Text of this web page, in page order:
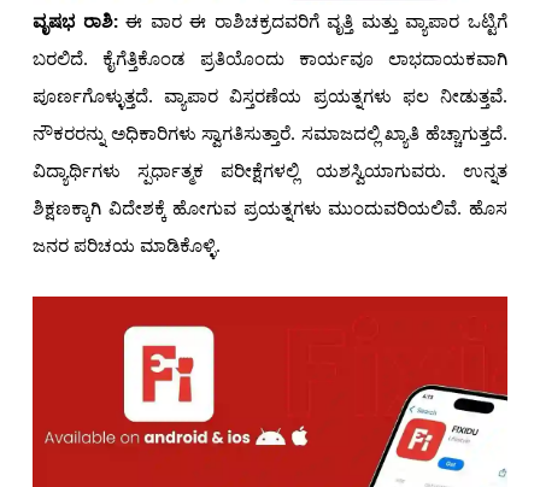
ವೃಷಭ ರಾಶಿ:ಈ ವಾರ ಈ ರಾಶಿಚಕ್ರದವರಿಗೆ ವೃತ್ತಿ ಮತ್ತು ವ್ಯಾಪಾರ ಒಟ್ಟಿಗೆ
ಬರಲಿದೆ. ಕೈಗೆತ್ತಿಕೊಂಡ ಪ್ರತಿಯೊಂದು ಕಾರ್ಯವೂ ಲಾಭದಾಯಕವಾಗಿ
ಪೂರ್ಣಗೊಳ್ಳುತ್ತದೆ. ವ್ಯಾಪಾರ ವಿಸ್ತರಣೆಯ ಪ್ರಯತ್ನಗಳು ಫಲ ನೀಡುತ್ತವೆ.
ನೌಕರರನ್ನು ಅಧಿಕಾರಿಗಳು ಸ್ವಾಗತಿಸುತ್ತಾರೆ. ಸಮಾಜದಲ್ಲಿ ಖ್ಯಾತಿ ಹೆಚ್ಚಾಗುತ್ತದೆ.
ವಿದ್ಯಾರ್ಥಿಗಳು ಸ್ಪರ್ಧಾತ್ಮಕ ಪರೀಕ್ಷೆಗಳಲ್ಲಿ ಯಶಸ್ವಿಯಾಗುವರು. ಉನ್ನತ
ಶಿಕ್ಷಣಕ್ಕಾಗಿ ವಿದೇಶಕ್ಕೆ ಹೋಗುವ ಪ್ರಯತ್ನಗಳು ಮುಂದುವರಿಯಲಿವೆ. ಹೊಸ
ಜನರ ಪರಿಚಯ ಮಾಡಿಕೊಳ್ಳಿ.